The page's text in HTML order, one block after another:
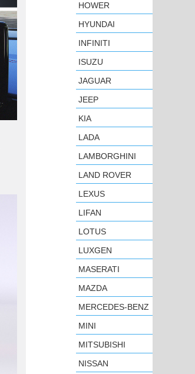
HOWER
HYUNDAI
INFINITI
ISUZU
JAGUAR
JEEP
KIA
LADA
LAMBORGHINI
LAND ROVER
LEXUS
LIFAN
LOTUS
LUXGEN
MASERATI
MAZDA
MERCEDES-BENZ
MINI
MITSUBISHI
NISSAN